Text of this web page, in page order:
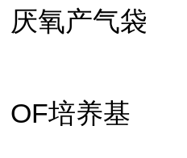
厌氧产气袋
OF培养基